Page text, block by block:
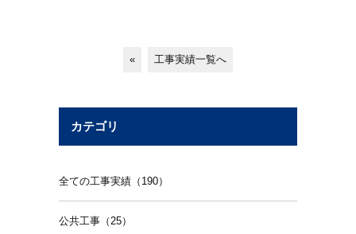
« 工事実績一覧へ
カテゴリ
全ての工事実績（190）
公共工事（25）